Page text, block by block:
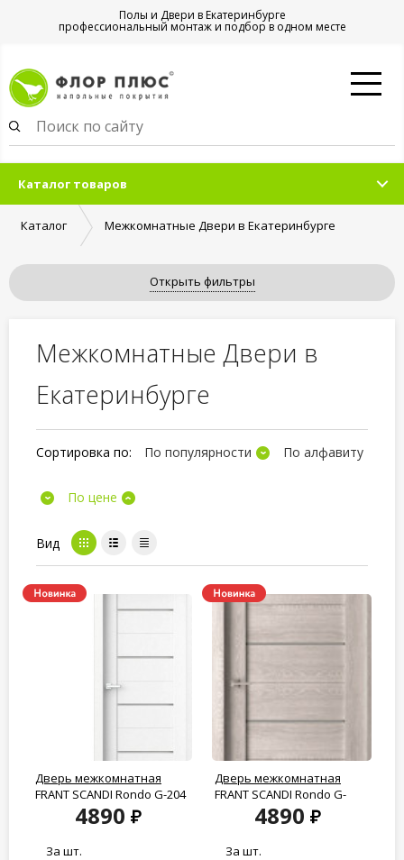
Полы и Двери в Екатеринбурге
профессиональный монтаж и подбор в одном месте
Каталог товаров
Каталог Межкомнатные Двери в Екатеринбурге
Открыть фильтры
Межкомнатные Двери в
Екатеринбурге
Сортировка по: По популярности По алфавиту
По цене
Вид
Дверь межкомнатная
FRANT SCANDI Rondo G-204
White crystal...
4890
За шт.
Дверь межкомнатная
FRANT SCANDI Rondo G-
4890
За шт.